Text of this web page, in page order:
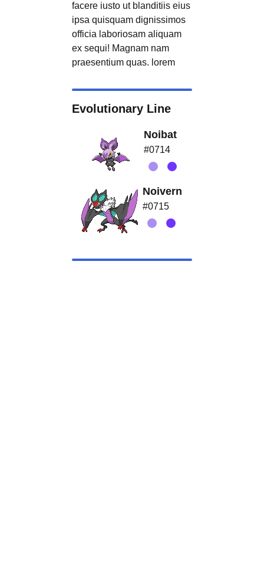
facere iusto ut blanditiis eius
ipsa quisquam dignissimos
officia laboriosam aliquam
ex sequi! Magnam nam
praesentium quas. lorem
Evolutionary Line
Noibat
#0714
Noivern
#0715